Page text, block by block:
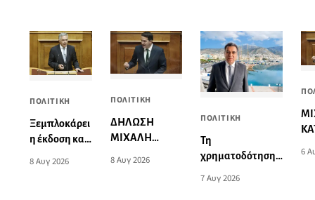
ΠΟΛΙΤΙΚΗ
Ξεμπλοκάρει
η έκδοση και
οριστικών
8 Αυγ 2026
ΠΟΛΙΤΙΚΗ
ΔΗΛΩΣΗ
ΜΙΧΑΛΗ
«Ανησυχητική
8 Αυγ 2026
ΠΟΛΙΤΙΚΗ
Τη
χρηματοδότηση
εκτάσεων στην
7 Αυγ 2026
6